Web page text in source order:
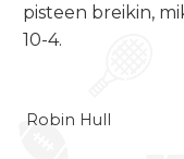
pisteen breikin,
10-4.
Robin Hull